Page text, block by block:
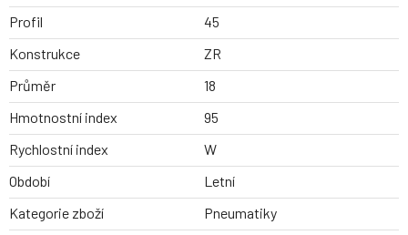
Profil
45
Konstrukce
ZR
Průměr
18
Hmotnostní index
95
Rychlostní index
W
Období
Letní
Kategorie zboží
Pneumatiky